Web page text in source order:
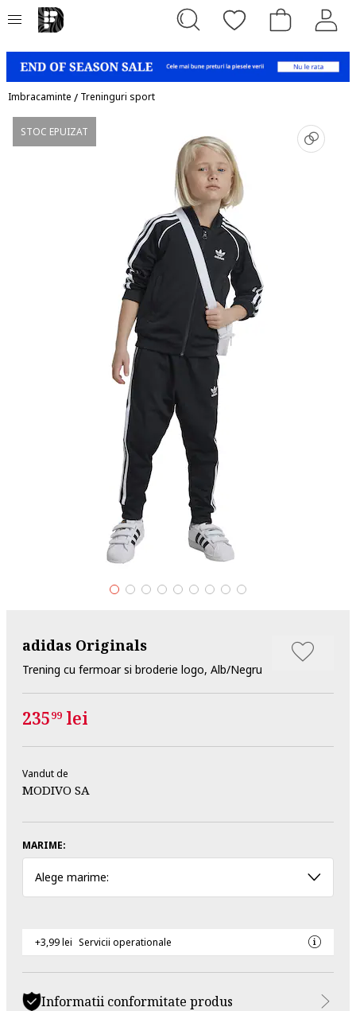
Imbracaminte / Treninguri sport
STOC EPUIZAT
adidas Originals
Trening cu fermoar si broderie logo, Alb/Negru
23599 lei
Vandut de
MODIVO SA
MARIME:
Alege marime:
+3,99 lei Servicii operationale
Informatii conformitate produs